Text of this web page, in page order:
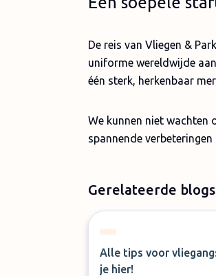
De reis van Vliegen &
uniforme wereldwijde
één sterk, herkenbaar
We kunnen niet wachten
spannende
Gerelateerde blogs
Alle tips voor
je hier!